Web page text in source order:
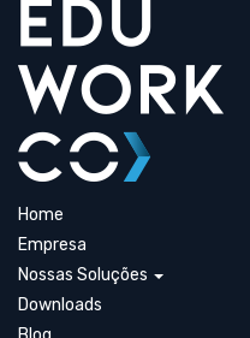
Home
Empresa
Nossas Soluções
Downloads